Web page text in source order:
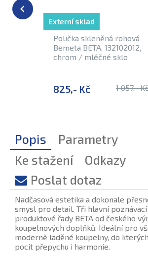
Polička skleněná rohová
Bemeta BETA, 132102012,
chrom / mléčné sklo
825,- Kč 1 057,-
Externí sklad
Popis
Parametry
Ke stažení
Odkazy
Poslat dotaz
Nadčasová estetika a dokonale
smysl pro detail. Tři hlavní
produktové řady BETA od českého
koupelnových doplňků. Ideální pro
moderně laděné koupelny, do
pocit přepychu i harmonie.